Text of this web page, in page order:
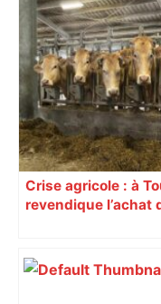
Crise agricole : à
revendique l’achat